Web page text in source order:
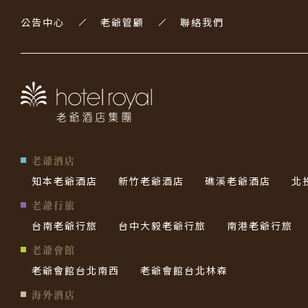
公告中心 老爺管顧 聯絡我們
老爺酒店
知本老爺酒店
新竹老爺酒店 礁溪老爺酒店 北
老爺行旅
台南老爺行旅
台中大毅老爺行旅
南港老爺行旅
老爺會館
老爺會館台北南西
老爺會館台北林森
海外酒店